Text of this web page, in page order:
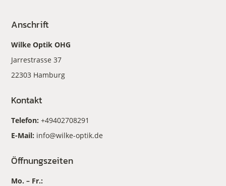
Anschrift
Wilke Optik OHG
Jarrestrasse 37
22303 Hamburg
Kontakt
Telefon:+49402708291
E-Mail: info@wilke-optik.de
Öffnungszeiten
Mo. – Fr.: